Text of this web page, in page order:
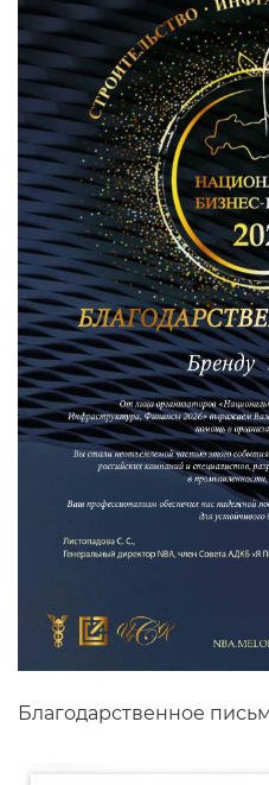
Благодарственное